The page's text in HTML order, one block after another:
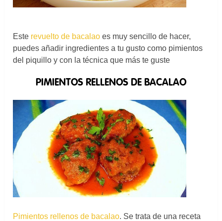
Este revuelto de bacalao es muy sencillo de hacer,
puedes añadir ingredientes a tu gusto como pimientos
del piquillo y con la técnica que más te guste
PIMIENTOS RELLENOS DE BACALAO
Pimientos rellenos de bacalao. Se trata de una receta